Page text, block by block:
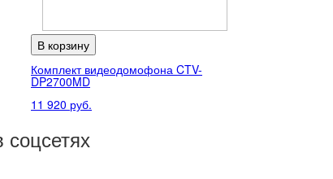
В корзину
Комплект видеодомофона CTV-
DP2700MD
11 920 руб.